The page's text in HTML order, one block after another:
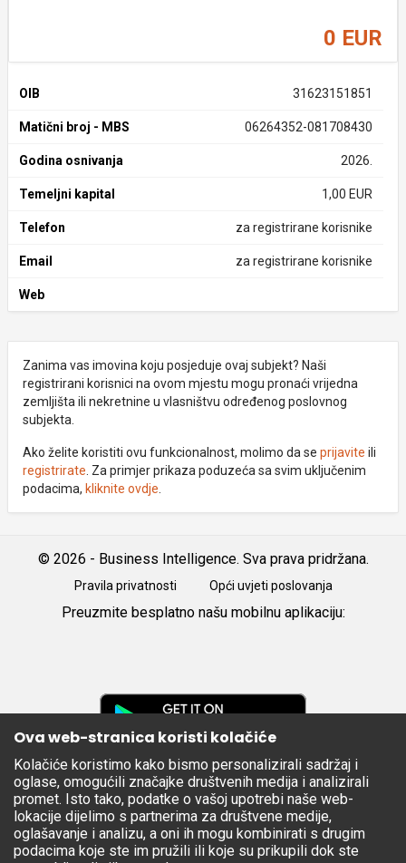
0 EUR
OIB 31623151851
Matični broj - MBS 06264352-081708430
Godina osnivanja 2026.
Temeljni kapital 1,00 EUR
Telefon za registrirane korisnike
Email za registrirane korisnike
Web
Zanima vas imovina koju posjeduje ovaj subjekt? Naši
registrirani korisnici na ovom mjestu mogu pronaći vrijedna
zemljišta ili nekretnine u vlasništvu određenog poslovnog
subjekta.
Ako želite koristiti ovu funkcionalnost, molimo da se prijavite ili
registrirate . Za primjer prikaza poduzeća sa svim uključenim
podacima, kliknite ovdje
© 2026 - Business Intelligence. Sva prava pridržana.
Pravila privatnosti Opći uvjeti poslovanja
Preuzmite besplatno našu mobilnu aplikaciju:
Apple
Store
Ova web-stranica koristi kolačiće
Kolačiće koristimo kako bismo personalizirali sadržaj i
oglase, omogućili značajke društvenih medija i analizirali
promet. Isto tako, podatke o vašoj upotrebi naše web-
lokacije dijelimo s partnerima za društvene medije,
oglašavanje i analizu, a oni ih mogu kombinirati s drugim
podacima koje ste im pružili ili koje su prikupili dok ste